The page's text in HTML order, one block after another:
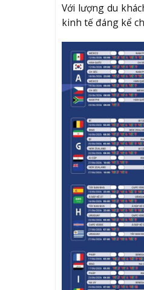
Với lượng du
kinh tế đáng kể